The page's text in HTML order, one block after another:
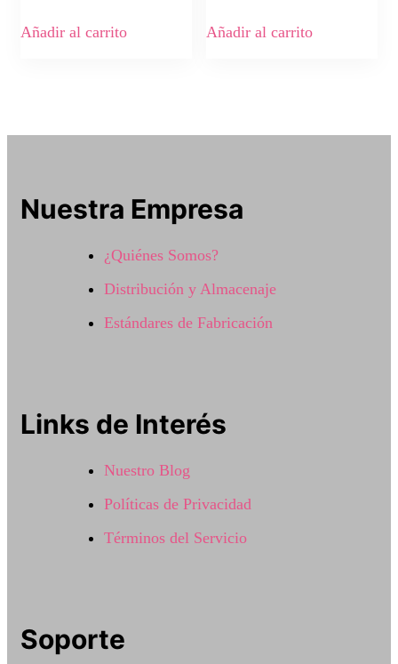
Añadir al carrito Añadir al carrito
Nuestra Empresa
¿Quiénes Somos?
Distribución y Almacenaje
Estándares de Fabricación
Links de Interés
Nuestro Blog
Políticas de Privacidad
Términos del Servicio
Soporte